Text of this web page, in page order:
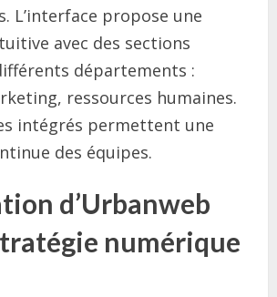
L’interface propose une
avec des sections
départements :
ressources humaines.
intégrés permettent une
des équipes.
d’Urbanweb
numérique